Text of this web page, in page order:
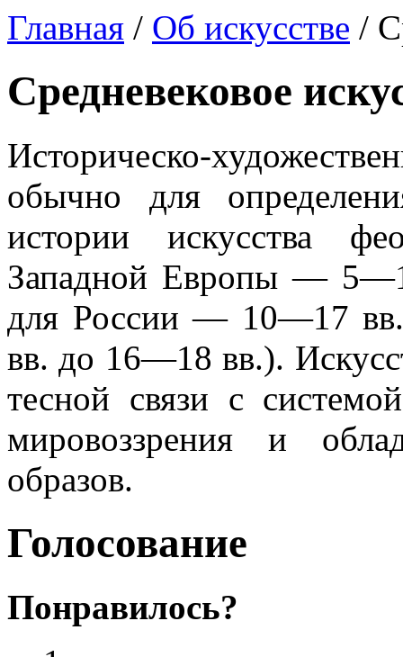
Главная / Об искусстве /
Средневековое
Историческо-
обычно для
истории искусства
Западной Европы —
для России — 10—17
вв. до 16—18 вв.).
тесной связи с
мировоззрения и
образов.
Голосование
Понравилось?